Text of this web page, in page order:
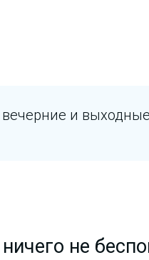
и
не